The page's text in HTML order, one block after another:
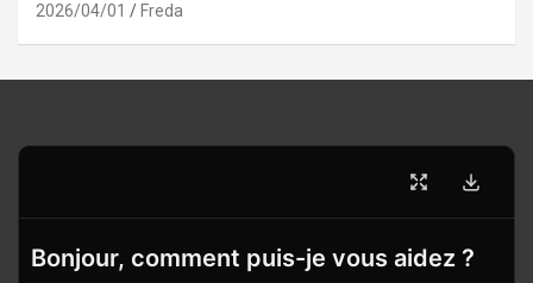
2026/04/01 Freda
Bonjour, comment puis-je vous aidez ?